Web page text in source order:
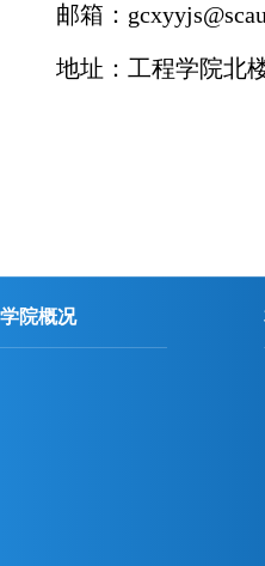
邮箱：
地址：工程学院北
学院概况